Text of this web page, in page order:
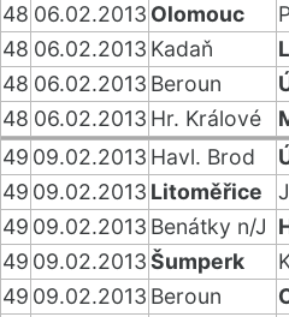
48 06.02.2013 Olomouc
48 06.02.2013 Kadaň
48 06.02.2013 Beroun
48 06.02.2013 Hr. Králové
49 09.02.2013 Havl. Brod
49 09.02.2013 Litoměřice
49 09.02.2013 Benátky n/J
49 09.02.2013Šumperk
49 09.02.2013 Beroun